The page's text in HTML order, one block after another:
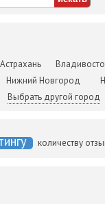
Астрахань
Нижний Новгород
Выбрать другой город
количеству